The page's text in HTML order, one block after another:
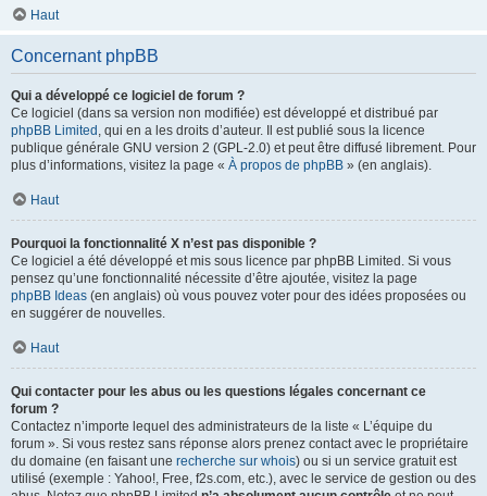
Haut
Concernant phpBB
Qui a développé ce logiciel de forum ?
Ce logiciel (dans sa version non modifiée) est développé et distribué par
phpBB Limited , qui en a les droits d’auteur. Il est publié sous la licence
publique générale GNU version 2 (GPL-2.0) et peut être diffusé librement. Pour
plus d’informations, visitez la page « À propos de phpBB » (en anglais).
Haut
Pourquoi la fonctionnalité X n’est pas disponible ?
Ce logiciel a été développé et mis sous licence par phpBB Limited. Si vous
pensez qu’une fonctionnalité nécessite d’être ajoutée, visitez la page
phpBB Ideas (en anglais) où vous pouvez voter pour des idées proposées ou
en suggérer de nouvelles.
Haut
Qui contacter pour les abus ou les questions légales concernant ce
forum ?
Contactez n’importe lequel des administrateurs de la liste « L’équipe du
forum ». Si vous restez sans réponse alors prenez contact avec le propriétaire
du domaine (en faisant une recherche sur whois) ou si un service gratuit est
utilisé (exemple : Yahoo!, Free, f2s.com, etc.), avec le service de gestion ou des